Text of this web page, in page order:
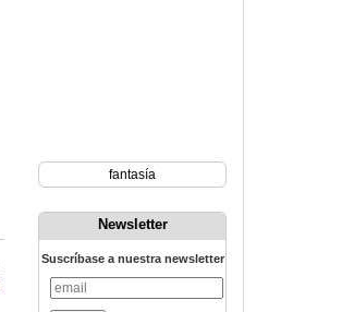
fantasía
Newsletter
Suscríbase a nuestra newsletter